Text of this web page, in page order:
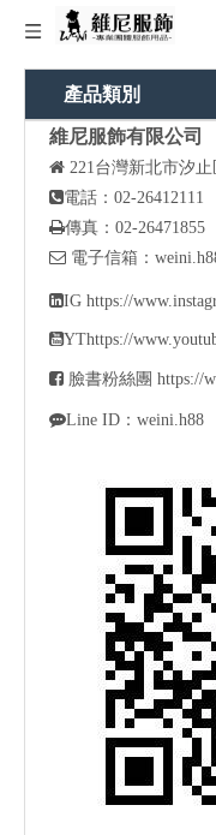
產品類別
維尼服飾有限公司
 221台灣新北市汐
電話：02-26412111
傳真：02-26471855
 電子信箱：
IG https://
YThttps://
 臉書粉絲團 https://
Line ID：weini.h88